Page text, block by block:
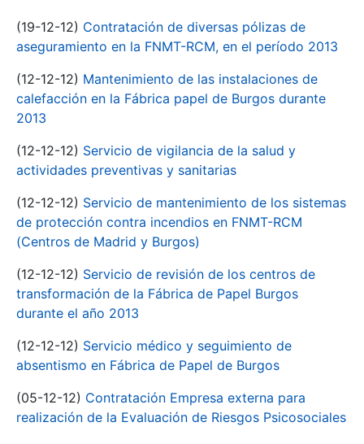
(19-12-12) Contratación de diversas pólizas de
aseguramiento en la FNMT-RCM, en el período 2013
(12-12-12) Mantenimiento de las instalaciones de
calefacción en la Fábrica papel de Burgos durante
2013
(12-12-12) Servicio de vigilancia de la salud y
actividades preventivas y sanitarias
(12-12-12) Servicio de mantenimiento de los sistemas
de protección contra incendios en FNMT-RCM
(Centros de Madrid y Burgos)
(12-12-12) Servicio de revisión de los centros de
transformación de la Fábrica de Papel Burgos
durante el año 2013
(12-12-12) Servicio médico y seguimiento de
absentismo en Fábrica de Papel de Burgos
(05-12-12) Contratación Empresa externa para
realización de la Evaluación de Riesgos Psicosociales